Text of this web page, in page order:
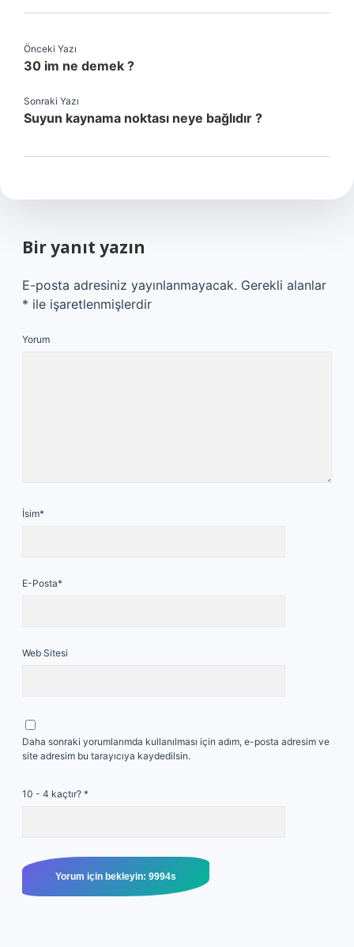
Önceki Yazı
30 im ne demek ?
Sonraki Yazı
Suyun kaynama noktası neye bağlıdır ?
Bir yanıt yazın
E-posta adresiniz yayınlanmayacak. Gerekli alanlar
* ile işaretlenmişlerdir
Yorum
İsim*
E-Posta*
Web Sitesi
Daha sonraki yorumlarımda kullanılması için adım, e-posta adresim ve
site adresim bu tarayıcıya kaydedilsin.
10 - 4 kaçtır? *